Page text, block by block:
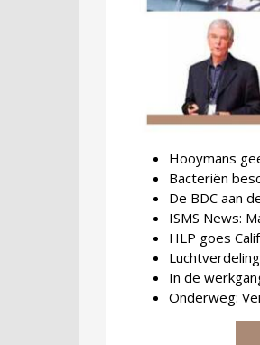
Hooymans
Bacteriën
De BDC aan
ISMS News:
HLP goes
In de
Onderweg: